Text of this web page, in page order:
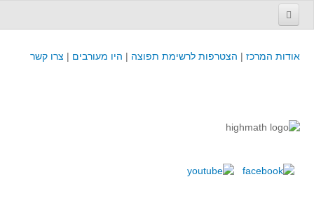
אודות המרכז | הצטרפות לרשימת תפוצה | היו מעורבים | צרו קשר
קורסים והשתלמויות של מרכז המורים - כולל תוצרים
קורסים, כנסים והשתלמויות בארץ - מידע לשנה זו